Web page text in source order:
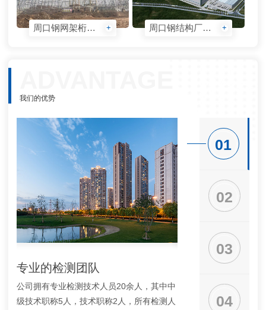
周口钢网架桁架检测 + 周口钢结构厂房检测 +
我们的优势
01
02
03
04
专业的检测团队
公司拥有专业检测技术人员20余人，其中中
级技术职称5人，技术职称2人，所有检测人
广泛的检测范围
专业承接钢结构检测
铁塔检测、金属材料